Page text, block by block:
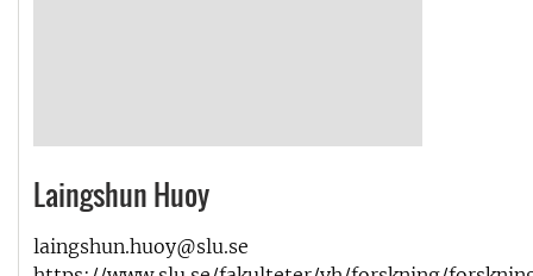
Laingshun Huoy
laingshun.huoy@slu.se